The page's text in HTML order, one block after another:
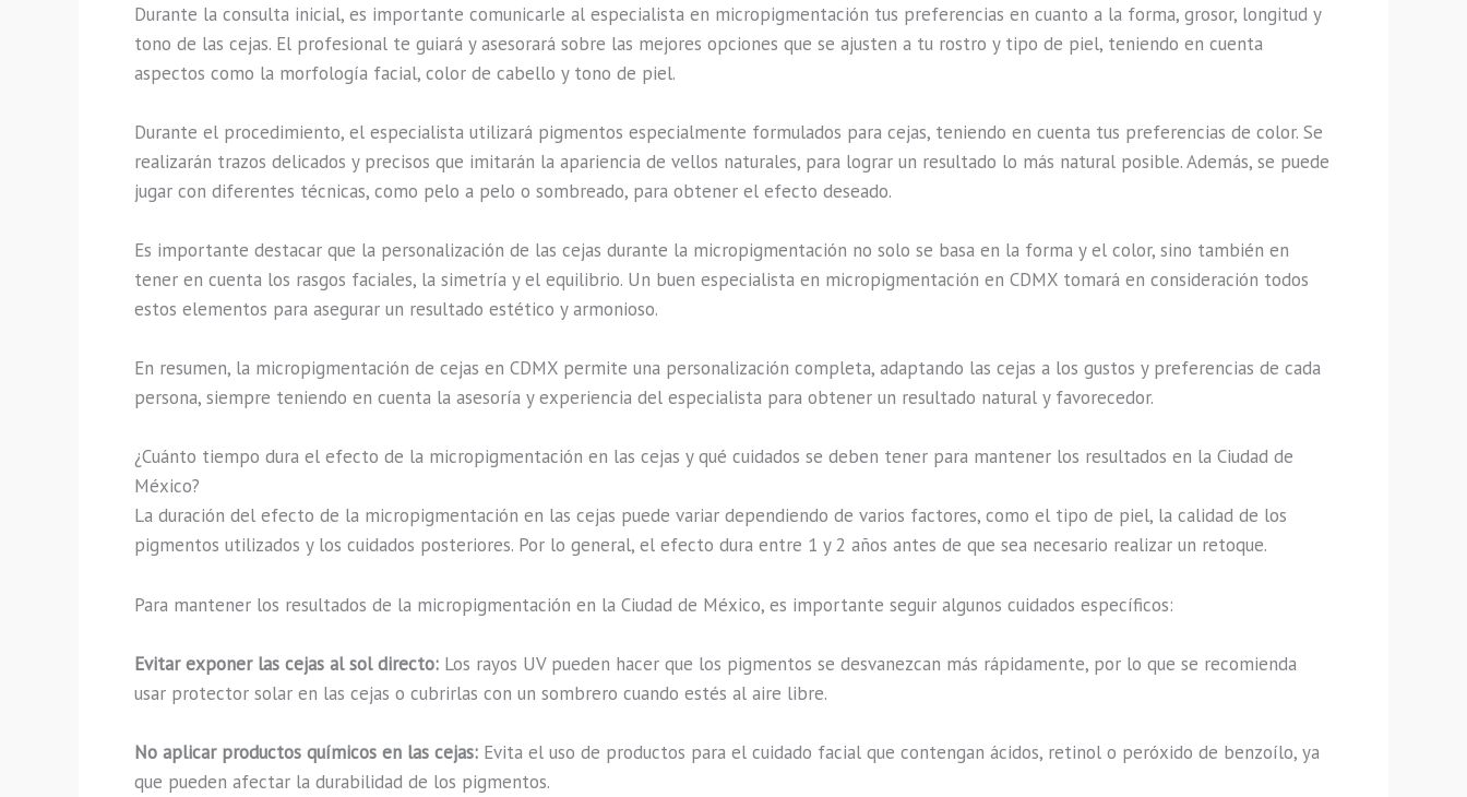
Durante la consulta inicial, es importante comunicarle al especialista en micropigmentación tus preferencias en cuanto a la forma, grosor, longitud y
tono de las cejas. El profesional te guiará y asesorará sobre las mejores opciones que se ajusten a tu rostro y tipo de piel, teniendo en cuenta
aspectos como la morfología facial, color de cabello y tono de piel.
Durante el procedimiento, el especialista utilizará pigmentos especialmente formulados para cejas, teniendo en cuenta tus preferencias de color. Se
realizarán trazos delicados y precisos que imitarán la apariencia de vellos naturales, para lograr un resultado lo más natural posible. Además, se puede
jugar con diferentes técnicas, como pelo a pelo o sombreado, para obtener el efecto deseado.
Es importante destacar que la personalización de las cejas durante la micropigmentación no solo se basa en la forma y el color, sino también en
tener en cuenta los rasgos faciales, la simetría y el equilibrio. Un buen especialista en micropigmentación en CDMX tomará en consideración todos
estos elementos para asegurar un resultado estético y armonioso.
En resumen, la micropigmentación de cejas en CDMX permite una personalización completa, adaptando las cejas a los gustos y preferencias de cada
persona, siempre teniendo en cuenta la asesoría y experiencia del especialista para obtener un resultado natural y favorecedor.
¿Cuánto tiempo dura el efecto de la micropigmentación en las cejas y qué cuidados se deben tener para mantener los resultados en la Ciudad de
México?
La duración del efecto de la micropigmentación en las cejas puede variar dependiendo de varios factores, como el tipo de piel, la calidad de los
pigmentos utilizados y los cuidados posteriores. Por lo general, el efecto dura entre 1 y 2 años antes de que sea necesario realizar un retoque.
Para mantener los resultados de la micropigmentación en la Ciudad de México, es importante seguir algunos cuidados específicos:
Evitar exponer las cejas al sol directo: Los rayos UV pueden hacer que los pigmentos se desvanezcan más rápidamente, por lo que se recomienda
usar protector solar en las cejas o cubrirlas con un sombrero cuando estés al aire libre.
No aplicar productos químicos en las cejas: Evita el uso de productos para el cuidado facial que contengan ácidos, retinol o peróxido de benzoílo, ya
que pueden afectar la durabilidad de los pigmentos.